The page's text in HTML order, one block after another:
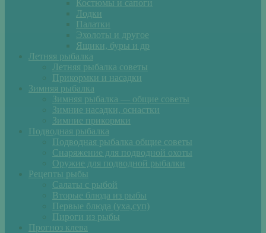
Костюмы и сапоги
Лодки
Палатки
Эхолоты и другое
Ящики, буры и др
Летняя рыбалка
Летняя рыбалка советы
Прикормки и насадки
Зимняя рыбалка
Зимняя рыбалка — общие советы
Зимние насадки, оснастки
Зимние прикормки
Подводная рыбалка
Подводная рыбалка общие советы
Снаряжение для подводной охоты
Оружие для подводной рыбалки
Рецепты рыбы
Салаты с рыбой
Вторые блюда из рыбы
Первые блюда (уха,суп)
Пироги из рыбы
Прогноз клева